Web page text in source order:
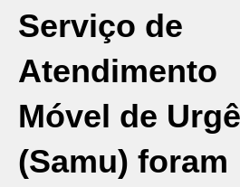
Serviço de
Atendimento
Móvel de
(Samu) foram